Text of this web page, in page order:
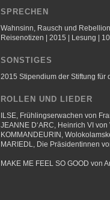
SPRECHEN
Wahnsinn, Rausch und
Reisenotizen | 2015 | Lesung |
SONSTIGES
2015 Stipendium der Stiftung für
ROLLEN UND LIEDER
ILSE, Frühlingserwachen von
JEANNE D‘ARC, Heinrich VI
KOMMANDEURIN,
MARIEDL, Die Präsidentinnen
MAKE ME FEEL SO GOOD von